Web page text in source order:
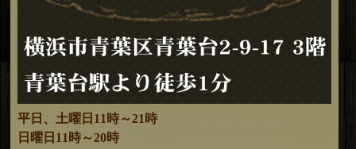
平日、土曜日11時～21時
日曜日11時～20時